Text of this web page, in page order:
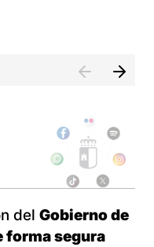
del Gobierno de
forma segura